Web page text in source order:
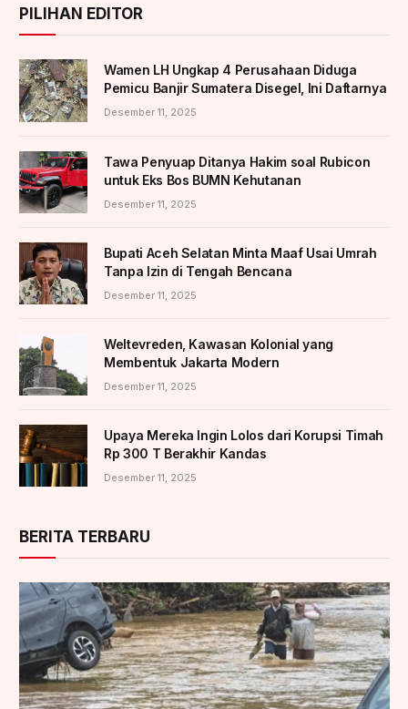
PILIHAN EDITOR
Wamen LH Ungkap 4 Perusahaan Diduga
Pemicu Banjir Sumatera Disegel, Ini Daftarnya
Desember 11, 2025
Tawa Penyuap Ditanya Hakim soal Rubicon
untuk Eks Bos BUMN Kehutanan
Desember 11, 2025
Bupati Aceh Selatan Minta Maaf Usai Umrah
Tanpa Izin di Tengah Bencana
Desember 11, 2025
Weltevreden, Kawasan Kolonial yang
Membentuk Jakarta Modern
Desember 11, 2025
Upaya Mereka Ingin Lolos dari Korupsi Timah
Rp 300 T Berakhir Kandas
Desember 11, 2025
BERITA TERBARU